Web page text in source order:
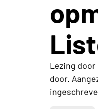
Lezing door
door.